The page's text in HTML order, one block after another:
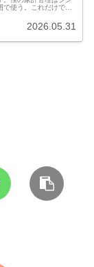
で使う。これだけで
2026.05.31